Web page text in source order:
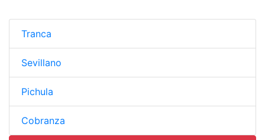
Tranca
Sevillano
Pichula
Cobranza